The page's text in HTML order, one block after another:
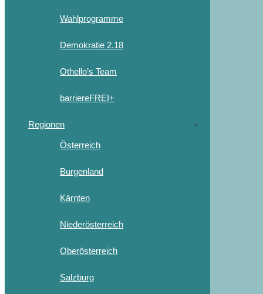
Wahlprogramme
Demokratie 2.18
Othello’s Team
barriereFREI+
Regionen
Österreich
Burgenland
Kärnten
Niederösterreich
Oberösterreich
Salzburg